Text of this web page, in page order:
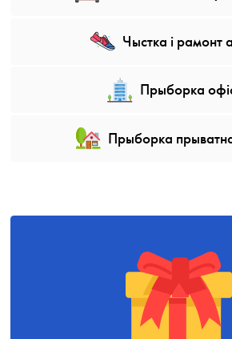
Чыстка і рамонт
Прыборка
Прыборка